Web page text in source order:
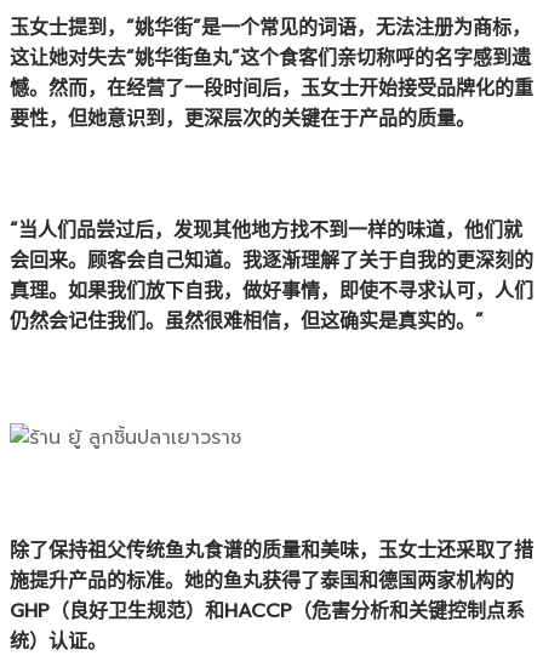
玉女士提到，“姚华街”是一个常见的词语，无法注册为商标，
这让她对失去“姚华街鱼丸”这个食客们亲切称呼的名字感到遗
憾。然而，在经营了一段时间后，玉女士开始接受品牌化的重
要性，但她意识到，更深层次的关键在于产品的质量。
“当人们品尝过后，发现其他地方找不到一样的味道，他们就
会回来。顾客会自己知道。我逐渐理解了关于自我的更深刻的
真理。如果我们放下自我，做好事情，即使不寻求认可，人们
仍然会记住我们。虽然很难相信，但这确实是真实的。”
除了保持祖父传统鱼丸食谱的质量和美味，玉女士还采取了措
施提升产品的标准。她的鱼丸获得了泰国和德国两家机构的
GHP（良好卫生规范）和HACCP（危害分析和关键控制点系
统）认证。